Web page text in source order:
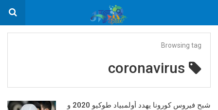
Browsing tag
coronavirus
شبح فيروس كورونا يهدد أولمبياد طوكيو 2020 و